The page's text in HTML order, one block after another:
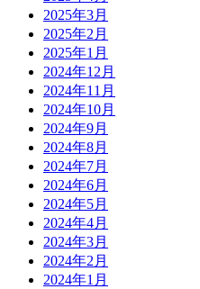
2025年3月
2025年2月
2025年1月
2024年12月
2024年11月
2024年10月
2024年9月
2024年8月
2024年7月
2024年6月
2024年5月
2024年4月
2024年3月
2024年2月
2024年1月